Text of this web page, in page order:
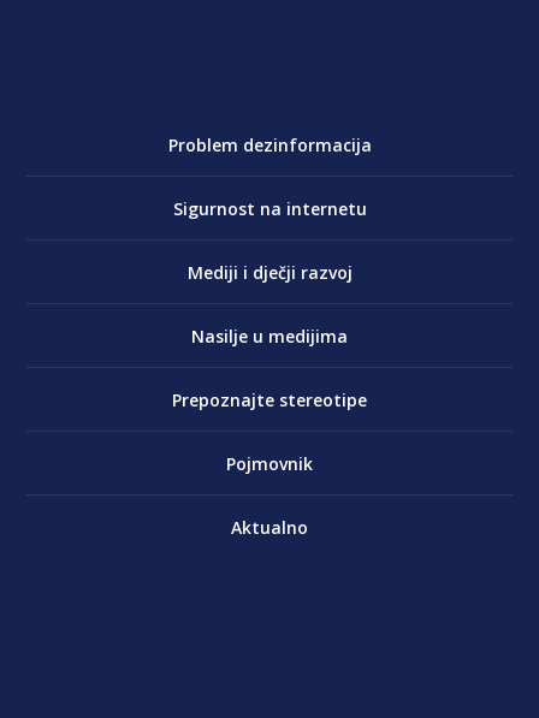
Problem dezinformacija
Sigurnost na internetu
Mediji i dječji razvoj
Nasilje u medijima
Prepoznajte stereotipe
Pojmovnik
Aktualno